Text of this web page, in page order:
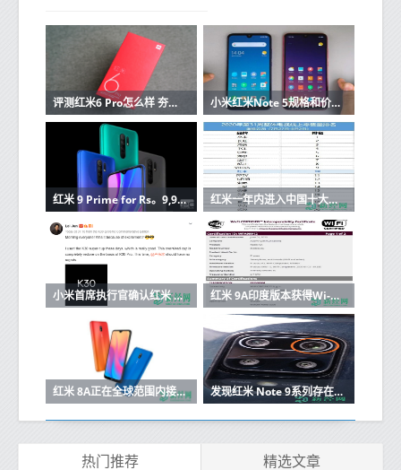
评测红米6 Pro怎么样 夯实在千元机市场的地位 小米红米Note 5规格和价格在发布前泄露
红米 9 Prime for Rs。9,999（〜$ 133）带来6.53英寸FHD +显示屏，Helio G80、13MP四摄像头和5,020mAh电池 红米一年内进入中国十大电视品牌（在线）榜单
小米首席执行官确认红米 K30 Ultra纪念版基于K30 Pro 红米 9A印度版本获得Wi-Fi认证；发布似乎迫在眉睫
红米 8A正在全球范围内接收Android 10更新 发现红米 Note 9系列存在可能影响图片质量的缺陷
热门推荐 精选文章